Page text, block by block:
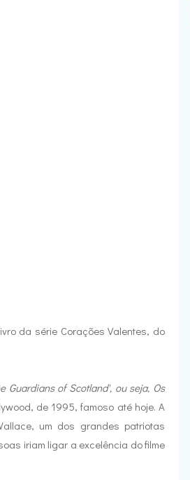
da série Corações Valentes, do
Guardians of Scotland', ou seja, Os
de 1995, famoso até hoje. A
um dos grandes patriotas
iriam ligar a excelência do filme